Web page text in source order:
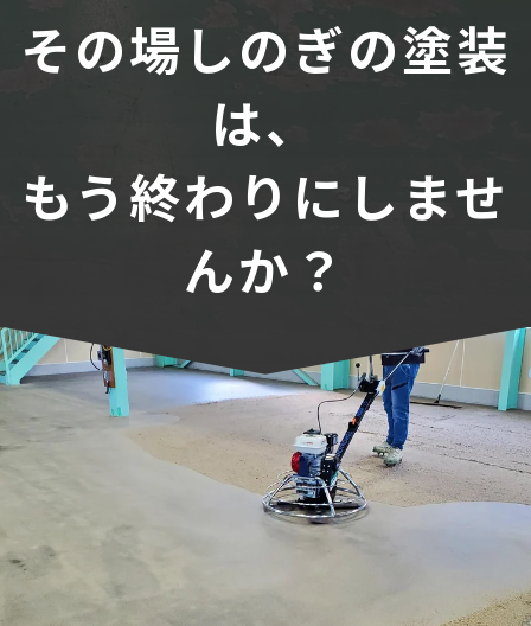
その場しのぎの塗装
は、
もう終わりにしませ
んか？